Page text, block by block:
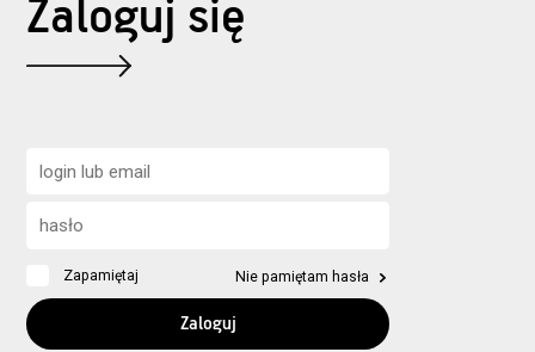
Zaloguj się
Zapamiętaj Nie pamiętam hasła